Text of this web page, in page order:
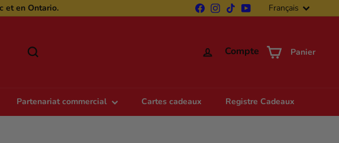
et en Ontario. FacebookInstagram
TikTokYouTubeLangue
Français
Compte Panier
Partenariat commercial Cartes cadeaux Registre Cadeaux